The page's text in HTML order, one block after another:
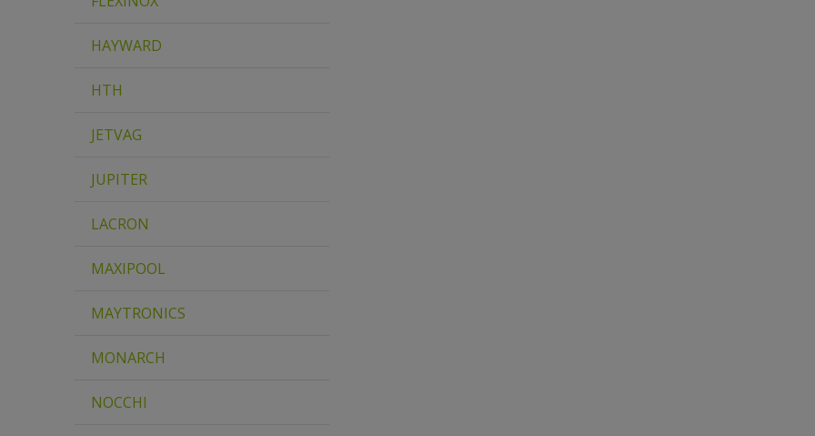
HAYWARD
HTH
JETVAG
JUPITER
LACRON
MAXIPOOL
MAYTRONICS
MONARCH
NOCCHI